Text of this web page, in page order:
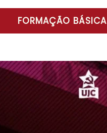
FORMAÇÃO BÁSICA